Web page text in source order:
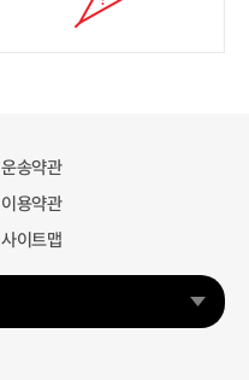
운송약관
이용약관
사이트맵